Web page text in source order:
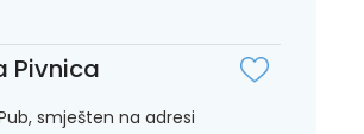
Pivnica
smješten na adresi